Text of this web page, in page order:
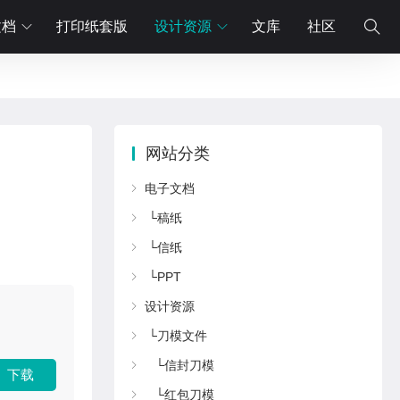
打印纸套版 设计资源 文库 社区
下载
网站分类
电子文档
└稿纸
└信纸
└PPT
设计资源
└刀模文件
└信封刀模
└红包刀模